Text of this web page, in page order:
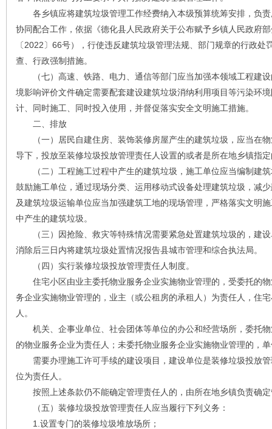
各乡镇应将建筑垃圾管理工作经费纳入本级预算统筹安排，负责
协同配合工作，依据《德化县人民政府关于公布赋予乡镇人民政府
〔2022〕66号），行使违反建筑垃圾管理法规、部门规章的行政处
查、行政强制措施。
（七）高速、铁路、电力、通信等部门应当加强本领域工程建设
境影响评价文件确定需要配套建设建筑垃圾消纳利用项目等污染环
计、同时施工、同时投入使用，并督促落实安全文明施工措施。
二、排放
（一）居民自建住房、装饰装修房屋产生的建筑垃圾，应当在物
导下，投放至装修垃圾投放管理责任人设置的或者是所在地乡镇指
（二）工程施工过程中产生的建筑垃圾，施工单位应当编制建筑
鼓励施工单位，通过现场分类、运用移动式设备处理建筑垃圾，减
及建筑垃圾运输单位应当加强建筑工地的现场管理，严格落实文明
中产生的建筑垃圾。
（三）因抢险、救灾等特殊情况需要紧急处置建筑垃圾的，建设
消除后三日内将建筑垃圾处置情况报告县城市管理和综合执法局。
（四）实行装修垃圾投放管理责任人制度。
住宅小区由业主委托物业服务企业实施物业管理的，受委托的物
务企业实施物业管理的，业主（或公租房的承租人）为责任人，住
人。
机关、企事业单位、社会团体等单位的办公和经营场所，委托物
的物业服务企业为责任人；未委托物业服务企业实施物业管理的，
需要办理施工许可手续的建设项目，建设单位是装修垃圾投放管
位为责任人。
按照上述条款仍不能确定管理责任人的，由所在地乡镇负责确定
（五）装修垃圾投放管理责任人应当履行下列义务：
1.设置专门的装修垃圾堆放场所；